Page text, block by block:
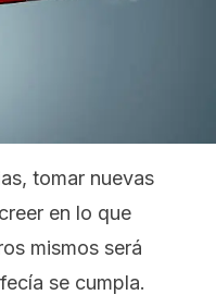
tomar nuevas
en lo que
mismos será
se cumpla.